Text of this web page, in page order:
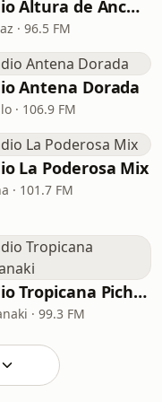
Radio Altura de Ancash
· 96.5 FM
Antena Dorada
· 106.9 FM
La Poderosa Mix
· 101.7 FM
Radio Tropicana Pichanaki
· 99.3 FM